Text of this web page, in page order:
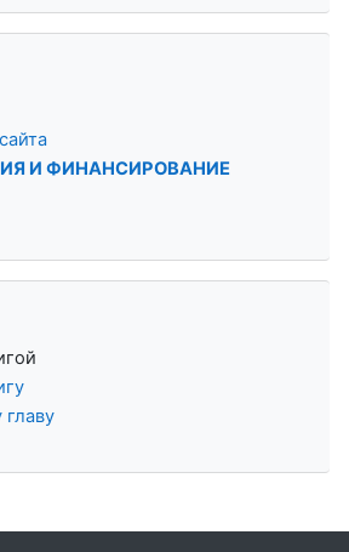
И ФИНАНСИРОВАНИЕ
главу